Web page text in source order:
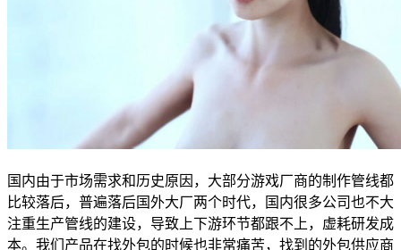
国内由于市场需求和历史原因，大部分游戏厂商的制作管线都
比较落后，普遍落后国外大厂两个时代，国内很多公司也不大
注重生产管线的建设，导致上下游环节都跟不上，虚耗研发成
本。我们产品在找外包的时候也非常痛苦，找到的外包供应商